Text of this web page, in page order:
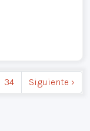
34 Siguiente ›